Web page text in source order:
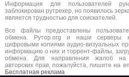
Информация для пользователей
заблокирован рутрекер, но появилось
является трудностью для соискателей.
Все файлы предоставлены
обмена. Рутор.org и наши серверы
цифровыми копиями аудио-визуальных
информацию о них и торрент-файлы,
обмена. Для направления жалоб на
авторских прав, пожалуйста, пишите на
Бесплатная реклама